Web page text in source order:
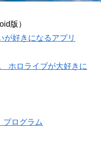
版）
好きになるアプリ
ホロライブが大好きに
プログラム